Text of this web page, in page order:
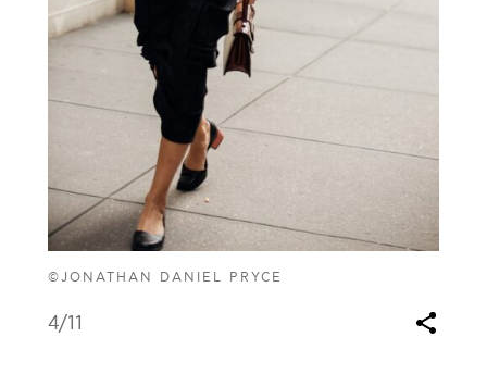
©JONATHAN DANIEL PRYCE
4/11